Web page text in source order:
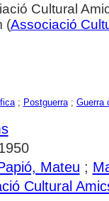
Cultural
(Associació
; Postguerra; Guerra
Mateu ;
Cultural